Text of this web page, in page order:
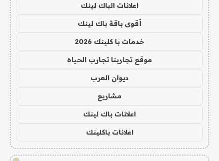
اعلانات الباك لينك
أقوى باقة باك لينك
خدمات با كلينك 2026
موقع تجاربنا تجارب الحياه
ديوان العرب
مشاريع
اعلانات باك لينك
اعلانات باكلينك